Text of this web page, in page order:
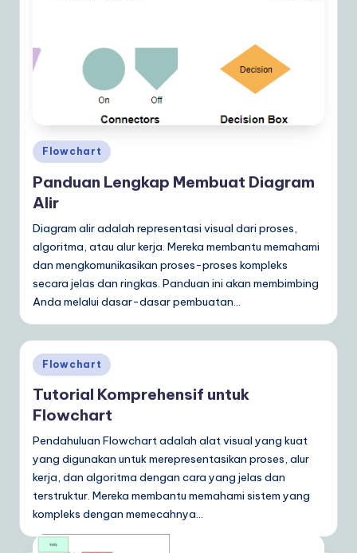
ui
t
o
A
&
S
o
ft
w
a
r
e
S
o
lu
ti
Posted
in
Flowchart
Panduan Lengkap Membuat Diagram
Alir
Diagram alir adalah representasi visual dari proses,
algoritma, atau alur kerja. Mereka membantu memahami
dan mengkomunikasikan proses-proses kompleks
secara jelas dan ringkas. Panduan ini akan membimbing
Anda melalui dasar-dasar pembuatan…
Posted
in
Flowchart
Tutorial Komprehensif untuk
Flowchart
Pendahuluan Flowchart adalah alat visual yang kuat
yang digunakan untuk merepresentasikan proses, alur
kerja, dan algoritma dengan cara yang jelas dan
terstruktur. Mereka membantu memahami sistem yang
kompleks dengan memecahnya…